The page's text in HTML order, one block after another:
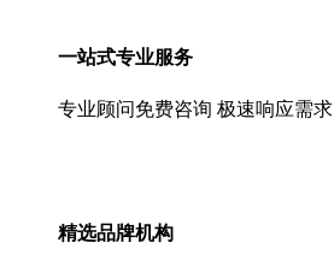
一站式专业服务
专业顾问免费咨询 极速响应需求
精选品牌机构